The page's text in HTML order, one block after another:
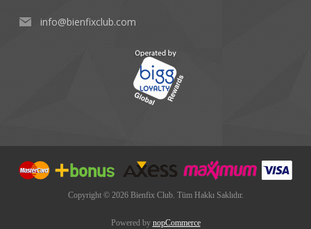
info@bienfixclub.com
Copyright © 2026 Bienfix Club. Tüm Hakkı Saklıdır.
Powered by nopCommerce